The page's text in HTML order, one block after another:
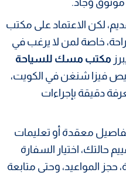
لكن الاعتماد على مكتب
خاصة لمن لا يرغب في
مكتب مسك للسياحة
فيزا شنغن في الكويت،
دقيقة بإجراءات
معقدة أو تعليمات
حالتك، اختيار السفارة
حجز المواعيد، وحتى متابعة